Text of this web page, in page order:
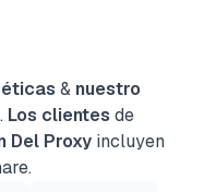
& nuestro
Los clientes de
Del Proxyincluyen